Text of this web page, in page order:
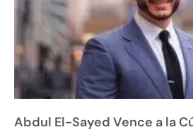
Abdul El-Sayed Vence a la